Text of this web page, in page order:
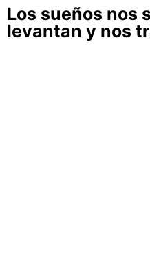
Los sueños nos
levantan y nos